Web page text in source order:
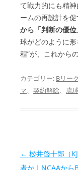
て戦力的にも精
ームの再設計を促
から「判断の優位
球がどのように
程”が、これから
カテゴリー: Bリー
マ、 契約解除、 琉
投稿ナビゲーショ
← 松井啓十郎（
者か｜NCAAから